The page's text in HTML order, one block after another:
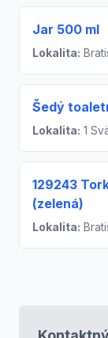
Jar 500 ml
Lokalita:
Šedý
Lokalita: 1
129243
(zelená)
Lokalita: